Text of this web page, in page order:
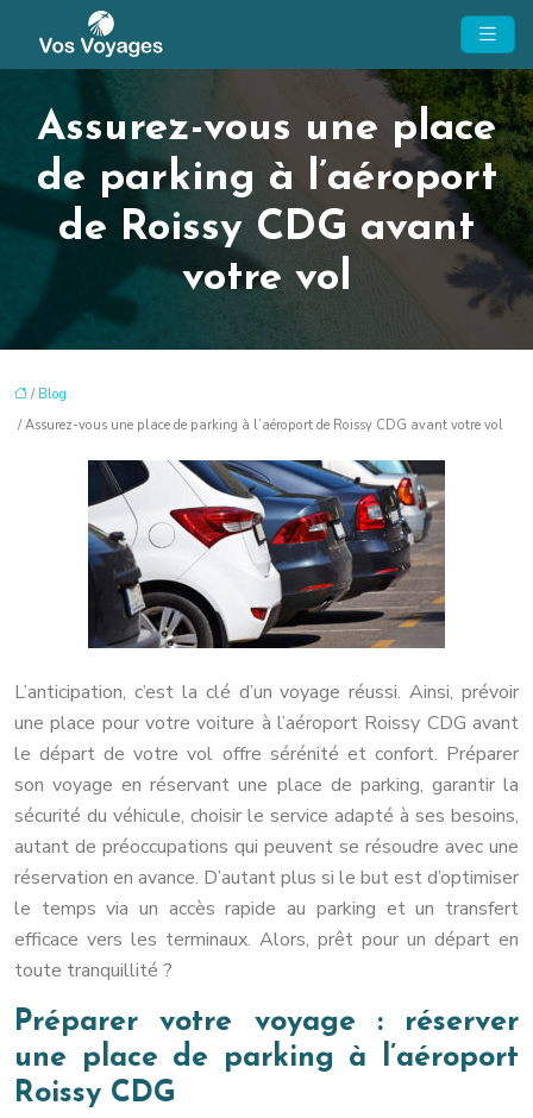
Assurez-vous une place
de parking à l’aéroport
de Roissy CDG avant
votre vol
/ Blog
/ Assurez-vous une place de parking à l’aéroport de Roissy CDG avant votre vol
L’anticipation, c’est la clé d’un voyage réussi. Ainsi, prévoir
une place pour votre voiture à l’aéroport Roissy CDG avant
le départ de votre vol offre sérénité et confort. Préparer
son voyage en réservant une place de parking, garantir la
sécurité du véhicule, choisir le service adapté à ses besoins,
autant de préoccupations qui peuvent se résoudre avec une
réservation en avance. D’autant plus si le but est d’optimiser
le temps via un accès rapide au parking et un transfert
efficace vers les terminaux. Alors, prêt pour un départ en
toute tranquillité ?
Préparer votre voyage : réserver
une place de parking à l’aéroport
Roissy CDG